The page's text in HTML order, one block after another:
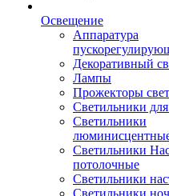
Освещение
Аппаратура
Декоративный
Лампы
Прожекторы
Светильники
Светильники
Светильники
потолочные
Светильники